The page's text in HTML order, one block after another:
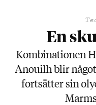
En
Kombinationen
Anouilh blir
fortsätter sin